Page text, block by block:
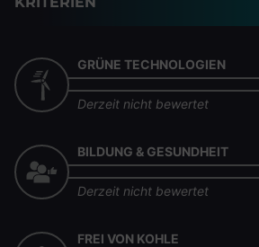
GRÜNE TECHNOLOGIEN
Derzeit nicht bewertet
BILDUNG & GESUNDHEIT
Derzeit nicht bewertet
FREI VON KOHLE